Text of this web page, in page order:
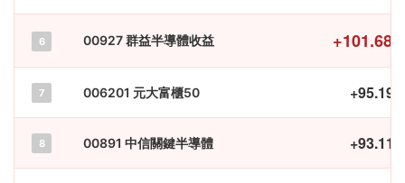
6 00927 群益半導體收益
7 006201 元大富櫃50
8 00891 中信關鍵半導體